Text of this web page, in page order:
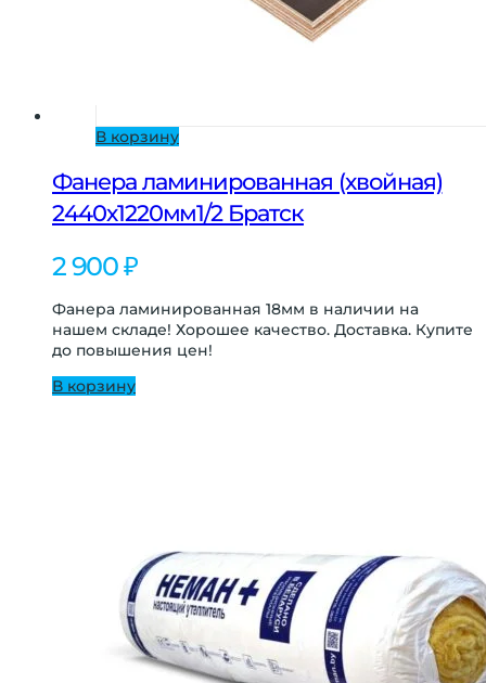
В корзину
Фанера ламинированная (хвойная)
2440х1220мм1/2 Братск
2 900₽
Фанера ламинированная 18мм в наличии на
нашем складе! Хорошее качество. Доставка. Купите
до повышения цен!
В корзину